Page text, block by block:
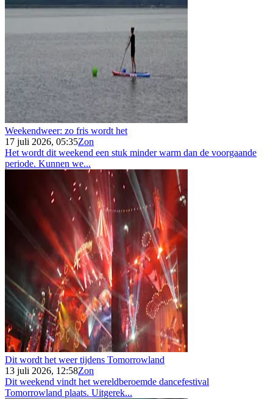
Weekendweer: zo fris wordt het
17 juli 2026, 05:35Zon
Het wordt dit weekend een stuk minder warm dan de voorgaande
periode. Kunnen we...
Dit wordt het weer tijdens Tomorrowland
13 juli 2026, 12:58Zon
Dit weekend vindt het wereldberoemde dancefestival
Tomorrowland plaats. Uitgerek...